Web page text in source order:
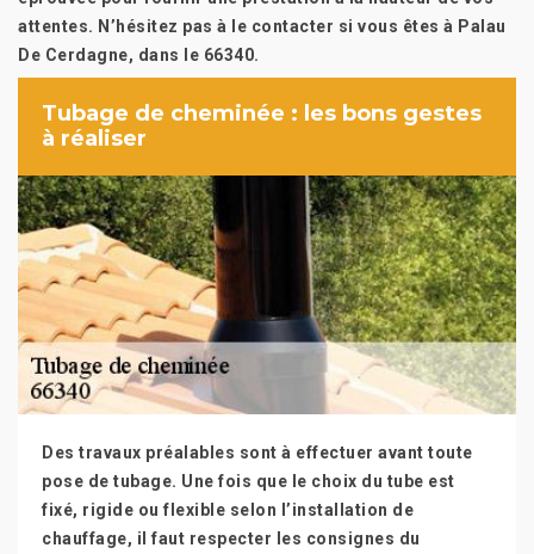
attentes. N’hésitez pas à le contacter si vous êtes à Palau
De Cerdagne, dans le 66340.
Tubage de cheminée : les bons gestes
à réaliser
Des travaux préalables sont à effectuer avant toute
pose de tubage. Une fois que le choix du tube est
fixé, rigide ou flexible selon l’installation de
chauffage, il faut respecter les consignes du